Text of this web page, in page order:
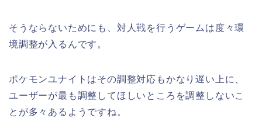
そうならないためにも、対人戦を行うゲームは度々環
境調整が入るんです。
ポケモンユナイトはその調整対応もかなり遅い上に、
ユーザーが最も調整してほしいところを調整しないこ
とが多々あるようですね。